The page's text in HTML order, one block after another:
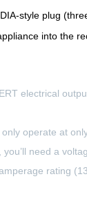
style plug
into the
electrical
operate at
need a
rating